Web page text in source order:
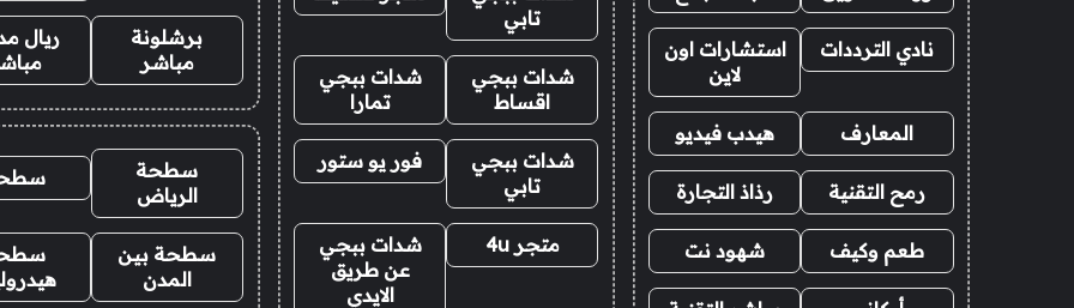
نادي الترددات
استشارات اون
لاين
المعارف هيدب فيديو
رمح التقنية رذاذ التجارة
طعم وكيف شهود نت
تابي
شدات ببجي
اقساط
شدات ببجي
تمارا
شدات ببجي
تابي
فور يو ستور
متجر 4u
شدات ببجي
عن طريق
الايدي
برشلونة
مباشر
ريال
سطحة
الرياض
سطحة بين
المدن